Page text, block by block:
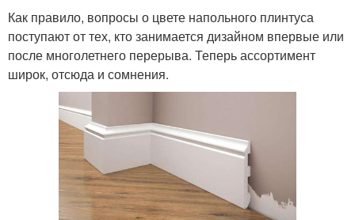
Как правило, вопросы о цвете напольного плинтуса
поступают от тех, кто занимается дизайном впервые или
после многолетнего перерыва. Теперь ассортимент
широк, отсюда и сомнения.